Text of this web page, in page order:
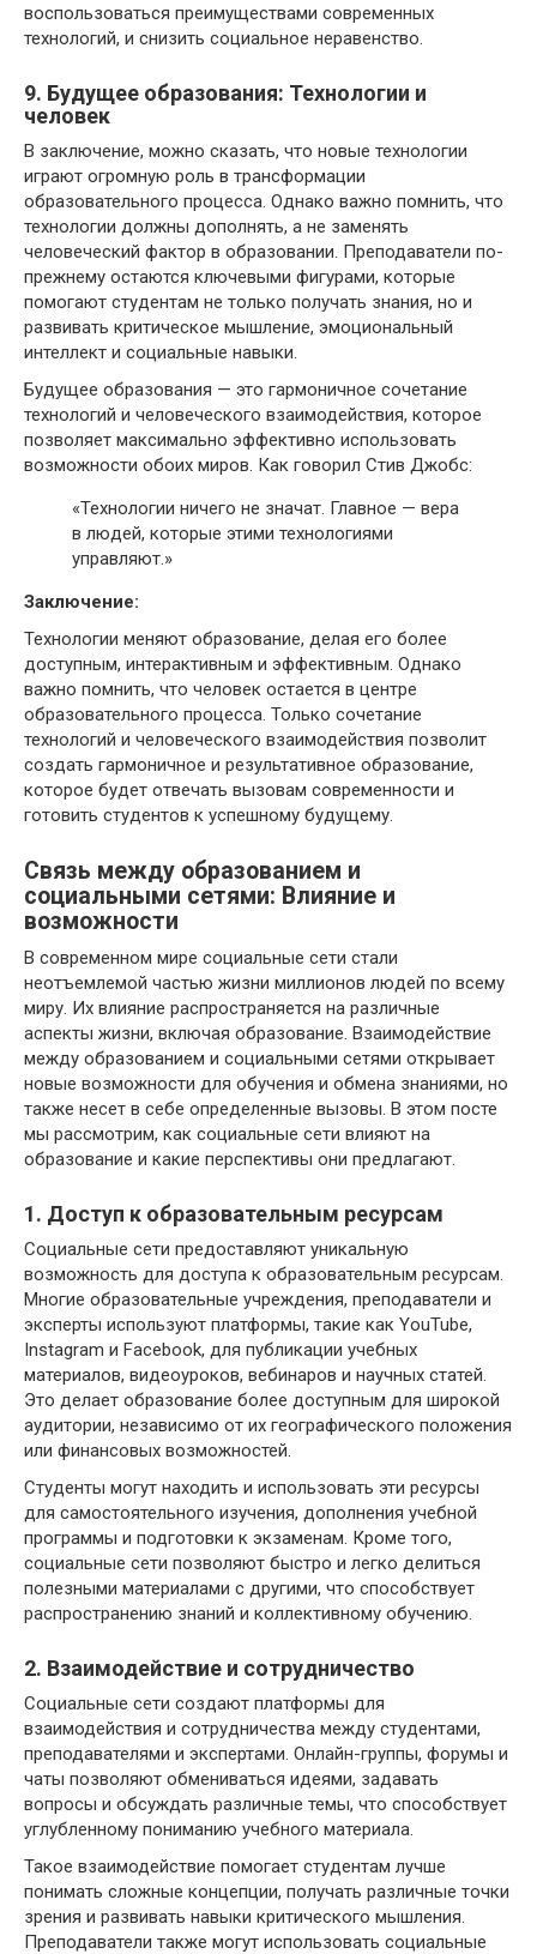
воспользоваться преимуществами современных
технологий, и снизить социальное неравенство.
9. Будущее образования: Технологии и
человек
В заключение, можно сказать, что новые технологии
играют огромную роль в трансформации
образовательного процесса. Однако важно помнить, что
технологии должны дополнять, а не заменять
человеческий фактор в образовании. Преподаватели по-
прежнему остаются ключевыми фигурами, которые
помогают студентам не только получать знания, но и
развивать критическое мышление, эмоциональный
интеллект и социальные навыки.
Будущее образования — это гармоничное сочетание
технологий и человеческого взаимодействия, которое
позволяет максимально эффективно использовать
возможности обоих миров. Как говорил Стив Джобс:
«Технологии ничего не значат. Главное — вера
в людей, которые этими технологиями
управляют.»
Заключение:
Технологии меняют образование, делая его более
доступным, интерактивным и эффективным. Однако
важно помнить, что человек остается в центре
образовательного процесса. Только сочетание
технологий и человеческого взаимодействия позволит
создать гармоничное и результативное образование,
которое будет отвечать вызовам современности и
готовить студентов к успешному будущему.
Связь между образованием и
социальными сетями: Влияние и
возможности
В современном мире социальные сети стали
неотъемлемой частью жизни миллионов людей по всему
миру. Их влияние распространяется на различные
аспекты жизни, включая образование. Взаимодействие
между образованием и социальными сетями открывает
новые возможности для обучения и обмена знаниями, но
также несет в себе определенные вызовы. В этом посте
мы рассмотрим, как социальные сети влияют на
образование и какие перспективы они предлагают.
1. Доступ к образовательным ресурсам
Социальные сети предоставляют уникальную
возможность для доступа к образовательным ресурсам.
Многие образовательные учреждения, преподаватели и
эксперты используют платформы, такие как YouTube,
Instagram и Facebook, для публикации учебных
материалов, видеоуроков, вебинаров и научных статей.
Это делает образование более доступным для широкой
аудитории, независимо от их географического положения
или финансовых возможностей.
Студенты могут находить и использовать эти ресурсы
для самостоятельного изучения, дополнения учебной
программы и подготовки к экзаменам. Кроме того,
социальные сети позволяют быстро и легко делиться
полезными материалами с другими, что способствует
распространению знаний и коллективному обучению.
2. Взаимодействие и сотрудничество
Социальные сети создают платформы для
взаимодействия и сотрудничества между студентами,
преподавателями и экспертами. Онлайн-группы, форумы и
чаты позволяют обмениваться идеями, задавать
вопросы и обсуждать различные темы, что способствует
углубленному пониманию учебного материала.
Такое взаимодействие помогает студентам лучше
понимать сложные концепции, получать различные точки
зрения и развивать навыки критического мышления.
Преподаватели также могут использовать социальные